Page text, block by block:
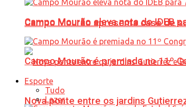
Campo Mourão apresenta case de
Nova ponte entre os jardins
Campo Mourão eleva nota do IDEB
Campo Mourão é premiada no 11º
Esporte
Tudo
Lazer